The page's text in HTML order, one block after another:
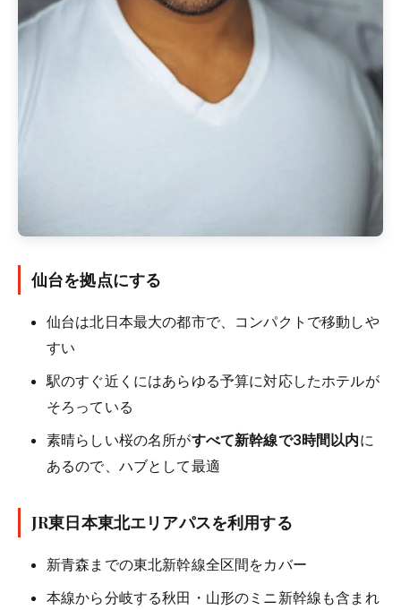
仙台を拠点にする
仙台は北日本最大の都市で、コンパクトで移動しや
すい
駅のすぐ近くにはあらゆる予算に対応したホテルが
そろっている
素晴らしい桜の名所がすべて新幹線で3時間以内に
あるので、ハブとして最適
JR東日本東北エリアパスを利用する
新青森までの東北新幹線全区間をカバー
本線から分岐する秋田・山形のミニ新幹線も含まれ